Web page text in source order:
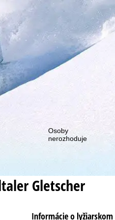
Osoby
nerozhoduje
Gletscher
Informácie o